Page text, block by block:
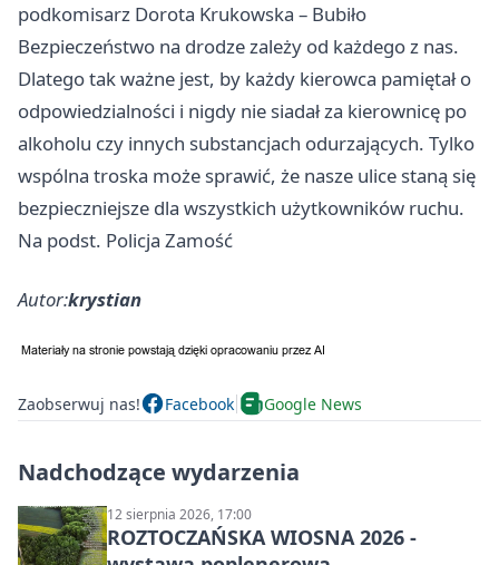
podkomisarz Dorota Krukowska – Bubiło
Bezpieczeństwo na drodze zależy od każdego z nas.
Dlatego tak ważne jest, by każdy kierowca pamiętał o
odpowiedzialności i nigdy nie siadał za kierownicę po
alkoholu czy innych substancjach odurzających. Tylko
wspólna troska może sprawić, że nasze ulice staną się
bezpieczniejsze dla wszystkich użytkowników ruchu.
Na podst. Policja Zamość
Autor:krystian
Zaobserwuj nas! Facebook Google News
Nadchodzące wydarzenia
12 sierpnia 2026, 17:00
ROZTOCZAŃSKA WIOSNA 2026 -